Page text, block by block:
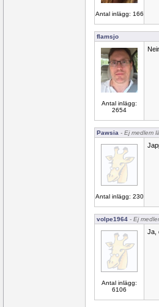
Antal inlägg: 166
flamsjo
Antal inlägg:
2654
Pawsia - Ej medlem
Antal inlägg: 230
volpe1964 - Ej
Antal inlägg:
6106
Ja,